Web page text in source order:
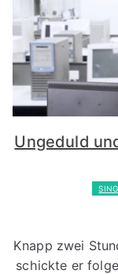
Ungeduld
Knapp zwei
schickte er